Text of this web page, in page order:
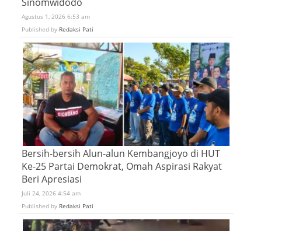
Agustus 1, 2026 6:53 am
Published by Redaksi Pati
Bersih-bersih Alun-alun Kembangjoyo di HUT
Ke-25 Partai Demokrat, Omah Aspirasi Rakyat
Beri Apresiasi
Juli 24, 2026 4:54 am
Published by Redaksi Pati